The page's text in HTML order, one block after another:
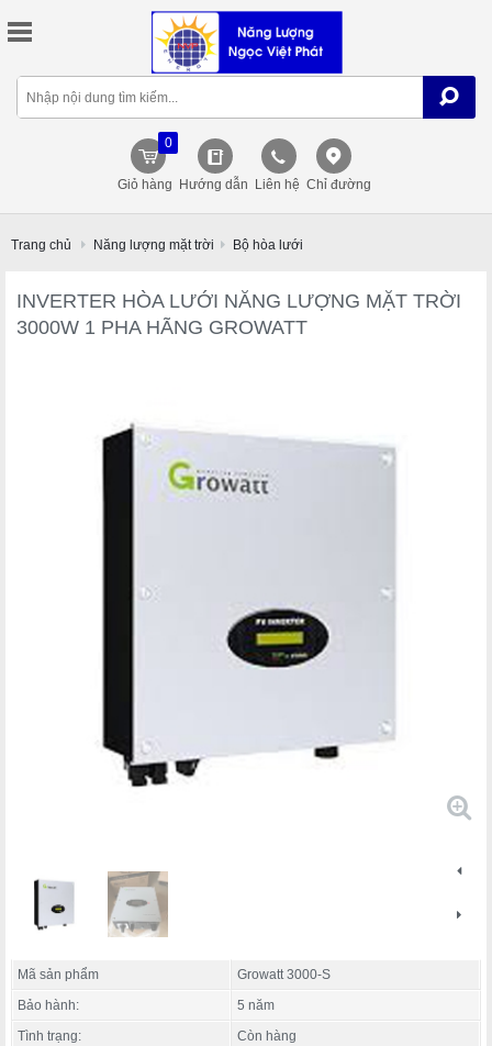
Giỏ hàng
0
Hướng dẫn Liên hệ Chỉ đường
Trang chủ Năng lượng mặt trời Bộ hòa lưới
INVERTER HÒA LƯỚI NĂNG LƯỢNG MẶT TRỜI
3000W 1 PHA HÃNG GROWATT
Mã sản phẩm
Growatt 3000-S
Bảo hành:
5 năm
Tình trạng:
Còn hàng